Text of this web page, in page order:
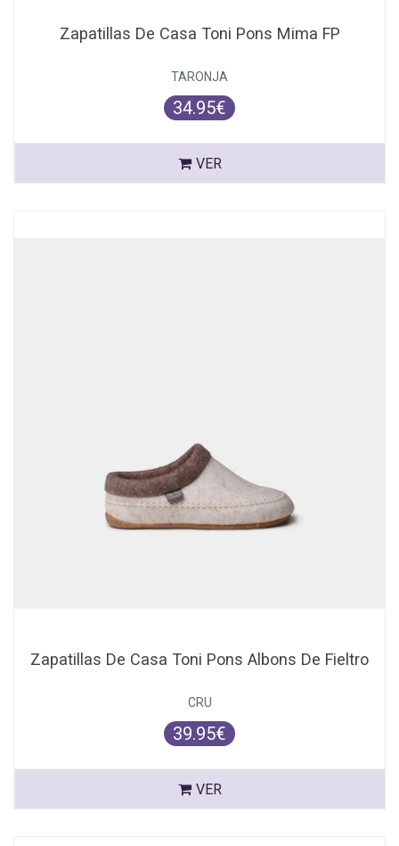
Zapatillas De Casa Toni Pons Mima FP
TARONJA
34.95€
VER
Zapatillas De Casa Toni Pons Albons De Fieltro
CRU
39.95€
VER